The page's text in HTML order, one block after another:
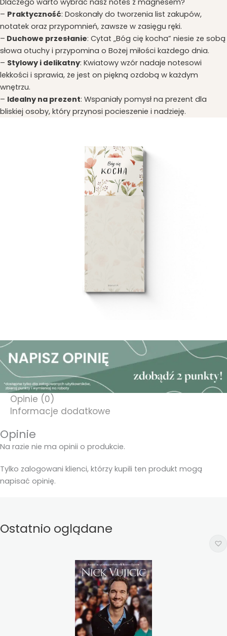
Dlaczego warto wybrać nasz notes z magnesem?
– Praktyczność: Doskonały do tworzenia list zakupów,
notatek oraz przypomnień, zawsze w zasięgu ręki.
– Duchowe przesłanie: Cytat „Bóg cię kocha” niesie ze sobą
słowa otuchy i przypomina o Bożej miłości każdego dnia.
– Stylowy i delikatny: Kwiatowy wzór nadaje notesowi
lekkości i sprawia, że jest on piękną ozdobą w każdym
wnętrzu.
– Idealny na prezent: Wspaniały pomysł na prezent dla
bliskiej osoby, który przynosi pocieszenie i nadzieję.
Opinie (0)
Informacje dodatkowe
Opinie
Na razie nie ma opinii o produkcie.
Tylko zalogowani klienci, którzy kupili ten produkt mogą
napisać opinię.
Ostatnio oglądane